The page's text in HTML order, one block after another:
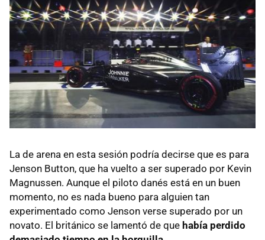
La de arena en esta sesión podría decirse que es para
Jenson Button, que ha vuelto a ser superado por Kevin
Magnussen. Aunque el piloto danés está en un buen
momento, no es nada bueno para alguien tan
experimentado como Jenson verse superado por un
novato. El británico se lamentó de que había perdido